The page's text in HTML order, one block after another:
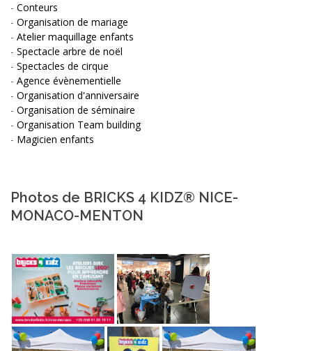
- Conteurs
- Organisation de mariage
- Atelier maquillage enfants
- Spectacle arbre de noël
- Spectacles de cirque
- Agence évènementielle
- Organisation d'anniversaire
- Organisation de séminaire
- Organisation Team building
- Magicien enfants
Photos de BRICKS 4 KIDZ® NICE-
MONACO-MENTON